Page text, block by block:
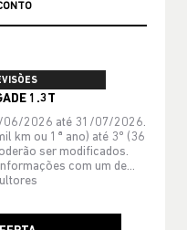
1.3T
06/2026 até 31/07/2026.
km ou 1ª ano) até 3º (36
ser modificados.
com um de